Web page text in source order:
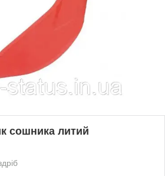
сошника литий